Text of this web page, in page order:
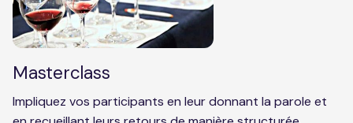
Masterclass
Impliquez vos participants en leur donnant la parole et